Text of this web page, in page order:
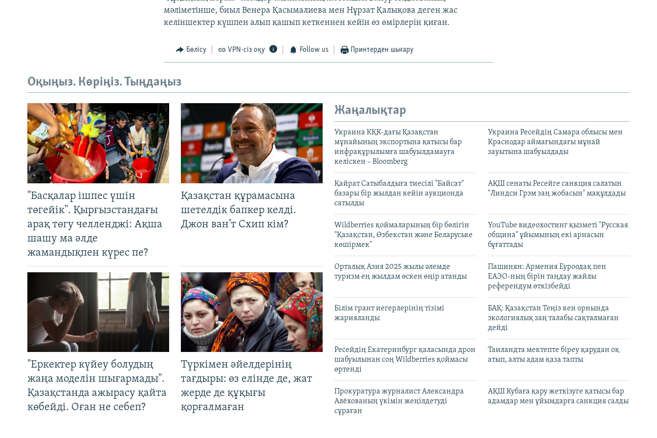
мәліметінше, биыл Венера Қасымалиева мен Нұрзат Қалықова деген жас
келіншектер күшпен алып қашып кеткеннен кейін өз өмірлерін қиған.
Бөлісу VPN-сіз оқу Follow us Принтерден шығару
Оқыңыз. Көріңіз. Тыңдаңыз
"Басқалар ішпес үшін
төгейік". Қырғызстандағы
арақ төгу челленджі: Ақша
шашу ма әлде
жамандықпен күрес пе?
Қазақстан құрамасына
шетелдік бапкер келді.
Джон ван’т Схип кім?
"Еркектер күйеу болудың
жаңа моделін шығармады".
Қазақстанда ажырасу қайта
көбейді. Оған не себеп?
Түркімен әйелдерінің
тағдыры: өз елінде де, жат
жерде де құқығы
қорғалмаған
Жаңалықтар
Украина КҚК-дағы Қазақстан
мұнайының экспортына қатысы бар
инфрақұрылымға шабуылдамауға
келіскен – Bloomberg
Украина Ресейдің Самара облысы мен
Краснодар аймағындағы мұнай
зауытына шабуылдады
Қайрат Сатыбалдыға тиесілі "Байсат"
базары бір жылдан кейін аукционда
сатылды
АҚШ сенаты Ресейге санкция салатын
"Линдси Грэм заң жобасын" мақұлдады
Wildberries қоймаларының бір бөлігін
"Қазақстан, Өзбекстан және Беларуське
көшірмек"
YouTube видеохостинг қызметі "Русская
община" ұйымының екі арнасын
бұғаттады
Орталық Азия 2025 жылы әлемде
туризм ең жылдам өскен өңір атанды
Пашинян: Армения Еуроодақ пен
ЕАЭО-ның бірін таңдау жайлы
референдум өткізбейді
Білім грант иегерлерінің тізімі
жарияланды
БАҚ: Қазақстан Теңіз кен орнында
экологиялық заң талабы сақталмаған
дейді
Ресейдің Екатеринбург қаласында дрон
шабуылынан соң Wildberries қоймасы
өртенді
Таиландта мектепте біреу қарудан оқ
атып, алты адам қаза тапты
Прокуратура журналист Александра
Алёхованың үкімін жеңілдетуді
сұраған
АҚШ Кубаға қару жеткізуге қатысы бар
адамдар мен ұйымдарға санкция салды